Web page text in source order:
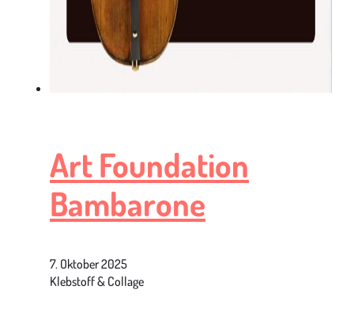
Art Foundation
Bambarone
7. Oktober 2025
Klebstoff & Collage